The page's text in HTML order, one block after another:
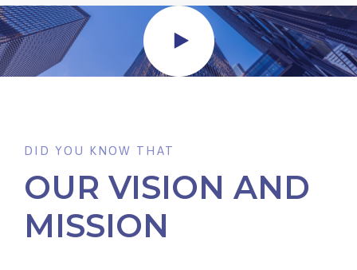
DID YOU KNOW THAT
OUR VISION AND
MISSION